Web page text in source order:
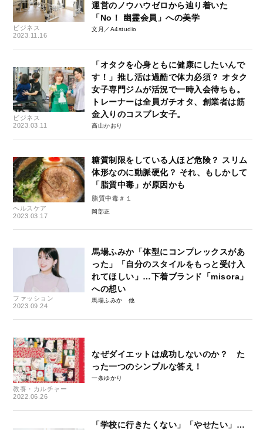
ビジネス
2023.11.16
運営のノウハウゼロから辿り着いた
「No！ 幽霊会員」への美学
文月／A4studio
ビジネス
2023.03.11
「オタクを心身ともに健康にしたいんで
す！」推し活は過酷で体力必須？ オタク
女子専門ジムが活況で一時入会待ちも。
トレーナーは全員ガチオタ、創業者は筋
金入りのコスプレ女子。
高山かおり
ヘルスケア
2023.03.17
糖質制限をしている人ほど危険？ スリム
体形なのに動脈硬化？ それ、もしかして
「脂質中毒」が原因かも
脂質中毒＃１
岡部正
ファッション
2023.09.24
馬場ふみか「体型にコンプレックスがあ
った」「自分のスタイルをもっと受け入
れてほしい」…下着ブランド「misora」
への想い
馬場ふみか
教養・カルチャー
2022.06.26
なぜダイエットは成功しないのか？ た
った一つのシンプルな答え！
一条ゆかり
「学校に行きたくない」「やせたい」…